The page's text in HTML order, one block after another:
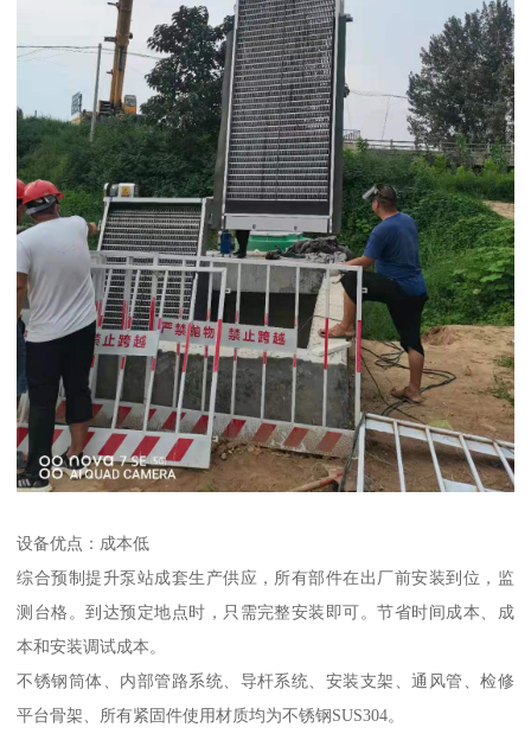
设备优点：成本低
综合预制提升泵站成套生产供应，所有部件在出厂前安装到位，监
测台格。到达预定地点时，只需完整安装即可。节省时间成本、成
本和安装调试成本。
不锈钢筒体、内部管路系统、导杆系统、安装支架、通风管、检修
平台骨架、所有紧固件使用材质均为不锈钢SUS304。